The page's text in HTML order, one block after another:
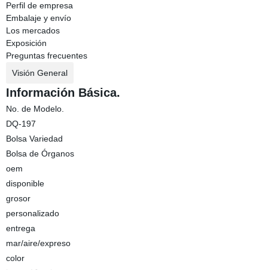
Perfil de empresa
Embalaje y envío
Los mercados
Exposición
Preguntas frecuentes
Visión General
Información Básica.
No. de Modelo.
DQ-197
Bolsa Variedad
Bolsa de Órganos
oem
disponible
grosor
personalizado
entrega
mar/aire/expreso
color